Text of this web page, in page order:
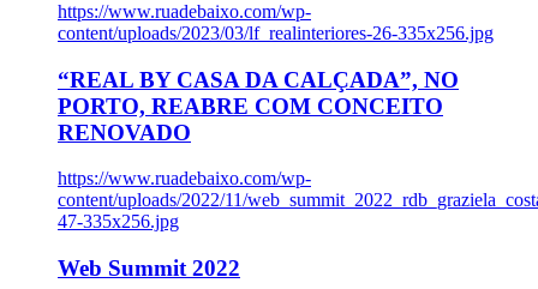
https://www.ruadebaixo.com/wp-
content/uploads/2023/03/lf_realinteriores-26-335x256.jpg
“REAL BY CASA DA CALÇADA”, NO
PORTO, REABRE COM CONCEITO
RENOVADO
https://www.ruadebaixo.com/wp-
content/uploads/2022/11/
47-335x256.jpg
Web Summit 2022